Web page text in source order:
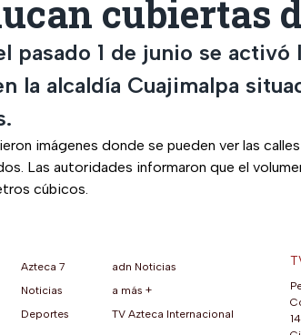
cubiertas
pasado 1 de junio se activó
la alcaldía Cuajimalpa
imágenes donde se pueden ver las
Las autoridades informaron que el
cúbicos.
pestaña)
nueva pestaña)
en una nueva pestaña)
abre en una nueva pestaña)
Azteca 7
Noticias
Deportes
adn Noticias
a más +
TV Azteca Internacional